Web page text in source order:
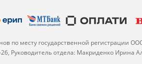
по месту государственной регистрации
Руководитель отдела: Макриденко Ирина